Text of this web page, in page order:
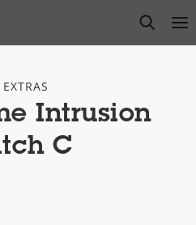
open
EXTRAS
Intrusion
C